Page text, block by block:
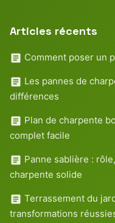
Articles récents
Comment poser un
Les pannes de
différences
Plan de charpente
complet facile
Panne sablière :
charpente solide
Terrassement du
transformations